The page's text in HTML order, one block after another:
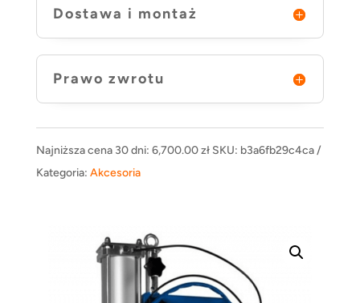
Dostawa i montaż
Prawo zwrotu
Najniższa cena 30 dni: 6,700.00zł SKU: b3a6fb29c4ca
Kategoria: Akcesoria